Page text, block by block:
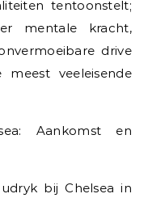
tentoonstelt;
mentale kracht,
drive
veeleisende
Aankomst en
bij Chelsea in